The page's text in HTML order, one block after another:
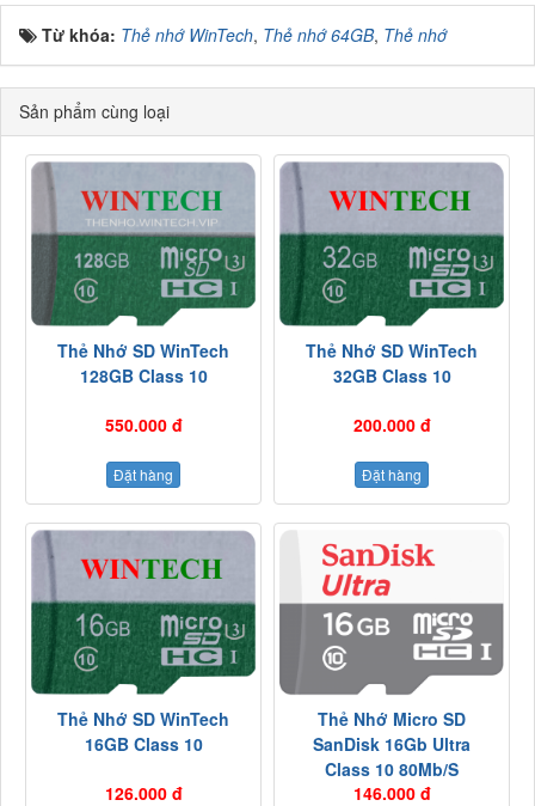
Từ khóa: Thẻ nhớ WinTech, Thẻ nhớ 64GB, Thẻ nhớ
Sản phẩm cùng loại
Thẻ Nhớ SD WinTech
128GB Class 10
550.000 đ
Đặt hàng
Thẻ Nhớ SD WinTech
32GB Class 10
200.000 đ
Đặt hàng
Thẻ Nhớ SD WinTech
16GB Class 10
126.000 đ
Thẻ Nhớ Micro SD
SanDisk 16Gb Ultra
Class 10 80Mb/s
146.000 đ